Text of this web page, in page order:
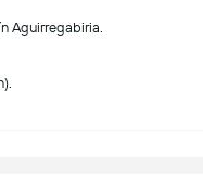
Aguirregabiria.